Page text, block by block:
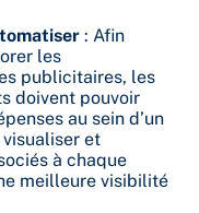
: Afin
les
publicitaires, les
doivent pouvoir
au sein d’un
et
à chaque
meilleure visibilité